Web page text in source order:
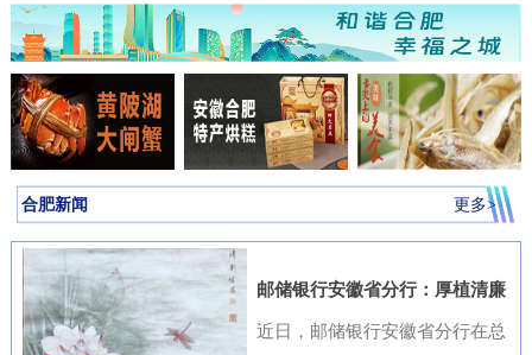
合肥新闻 更多>
邮储银行安徽省分行：厚植清廉
金融文化筑牢高质量发展根基
近日，邮储银行安徽省分行在总